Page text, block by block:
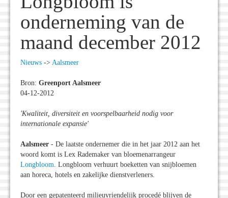
onderneming van de
maand december 2012
Nieuws -> Aalsmeer
Bron: Greenport Aalsmeer
04-12-2012
'Kwaliteit, diversiteit en voorspelbaarheid nodig voor
internationale expansie'
Aalsmeer - De laatste ondernemer die in het jaar 2012 aan het
woord komt is Lex Rademaker van bloemenarrangeur
Longbloom. Longbloom verhuurt boeketten van snijbloemen
aan horeca, hotels en zakelijke dienstverleners.
Door een gepatenteerd milieuvriendelijk procedé blijven de